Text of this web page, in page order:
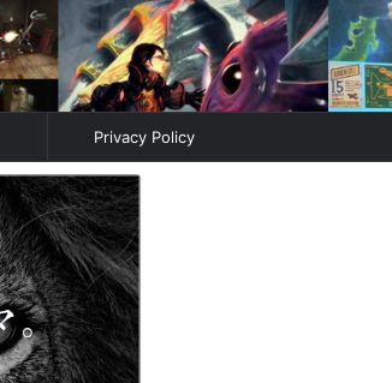
Privacy Policy